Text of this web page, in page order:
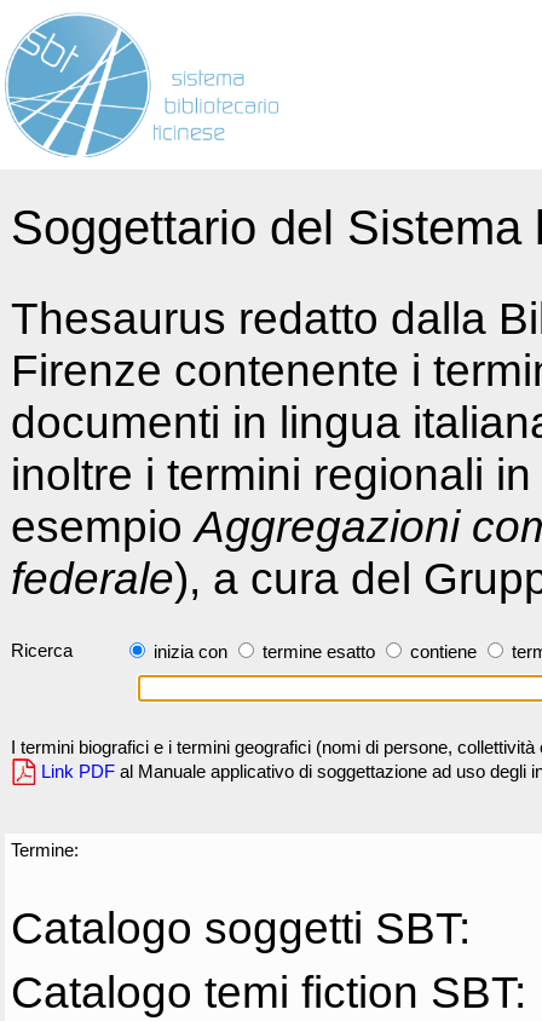
Soggettario del
Thesaurus redatto dalla
Firenze contenente i
documenti in lingua
inoltre i termini regionali
esempioAggregazioni
federale), a cura del
Ricerca inizia con termine esatto contiene
I termini biografici e i termini geografici (nomi di persone,
Link PDF al Manuale applicativo di soggettazione ad uso degli
Termine:
Catalogo soggetti SBT:
Catalogo temi fiction SBT: